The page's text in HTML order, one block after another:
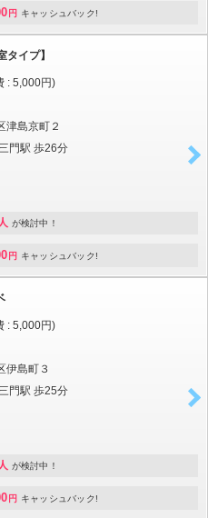
円 キャッシュバック!
イプ】
: 5,000円)
津島京町２
門駅 歩26分
が検討中！
円 キャッシュバック!
: 5,000円)
伊島町３
門駅 歩25分
が検討中！
円 キャッシュバック!